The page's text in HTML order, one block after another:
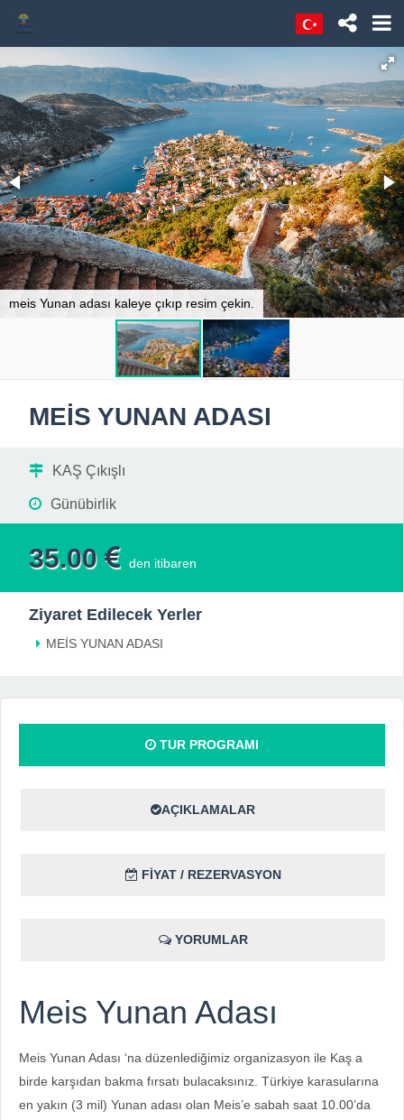
meis Yunan adası kaleye çıkıp resim çekin.
MEİS YUNAN ADASI
KAŞ Çıkışlı
Günübirlik
35.00 den itibaren
Ziyaret Edilecek Yerler
MEİS YUNAN ADASI
TUR PROGRAMI
AÇIKLAMALAR
FİYAT / REZERVASYON
YORUMLAR
Meis Yunan Adası
Meis Yunan Adası ‘na düzenlediğimiz organizasyon ile Kaş a
birde karşıdan bakma fırsatı bulacaksınız. Türkiye karasularına
en yakın (3 mil) Yunan adası olan Meis’e sabah saat 10.00’da